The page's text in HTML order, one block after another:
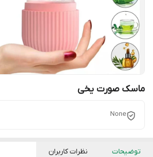
ماسک صورت یخی
None
توضیحات نظرات کاربران